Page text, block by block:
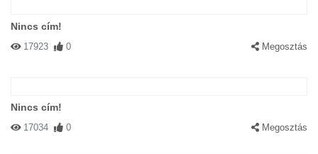
Nincs cím!
17923 0 Megosztás
Nincs cím!
17034 0 Megosztás